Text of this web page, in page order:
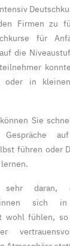
Firmen zu
für
die
in kleinen
Sie
führen oder
daran,
innen sich
wohl fühlen,